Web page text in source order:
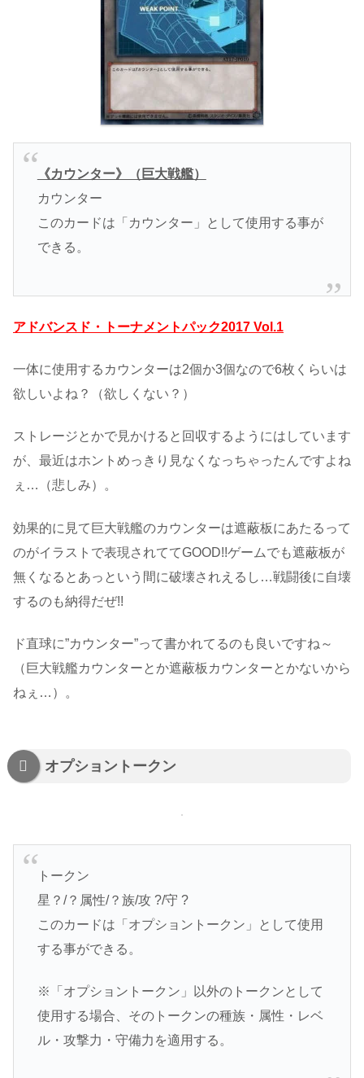
《カウンター》（巨大戦艦）
カウンター
このカードは「カウンター」として使用する事が
できる。
アドバンスド・トーナメントパック2017 Vol.1
一体に使用するカウンターは2個か3個なので6枚くらいは
欲しいよね？（欲しくない？）
ストレージとかで見かけると回収するようにはしています
が、最近はホントめっきり見なくなっちゃったんですよね
ぇ…（悲しみ）。
効果的に見て巨大戦艦のカウンターは遮蔽板にあたるって
のがイラストで表現されててGOOD!!ゲームでも遮蔽板が
無くなるとあっという間に破壊されえるし…戦闘後に自壊
するのも納得だぜ!!
ド直球に”カウンター”って書かれてるのも良いですね～
（巨大戦艦カウンターとか遮蔽板カウンターとかないから
ねぇ…）。
オプショントークン
トークン
星？/？属性/？族/攻 ?/守 ?
このカードは「オプショントークン」として使用
する事ができる。
※「オプショントークン」以外のトークンとして
使用する場合、そのトークンの種族・属性・レベ
ル・攻撃力・守備力を適用する。